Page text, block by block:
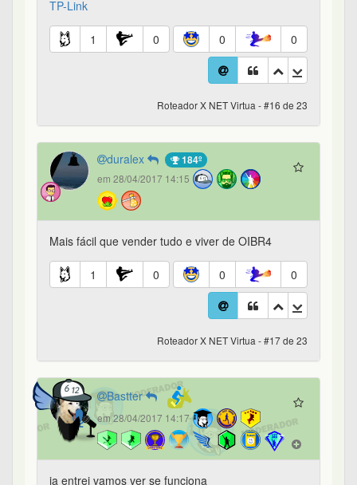
TP-Link
1 0 0 0
Roteador X NET Virtua - #16 de 23
duralex 184º
em 28/04/2017 14:15
Mais fácil que vender tudo e viver de OIBR4
1 0 0 0
Roteador X NET Virtua - #17 de 23
Bastter
em 28/04/2017 14:17
ja entrei vamos ver se funciona